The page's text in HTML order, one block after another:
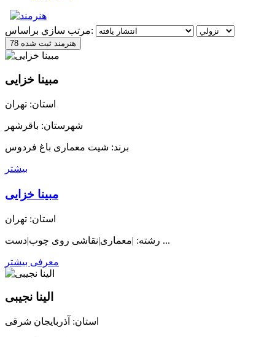
مرتب سازي براساس:
78 هنرمند ثبت شده
مبینا خزایی
استان: تهران
شهرستان: باقرشهر
برند: شیت معماری باغ فردوس
بیشتر
مبینا خزایی
استان: تهران
رشته: |معماری|نقاشی روی چوب|دست ...
معرفی بیشتر
الینا نجیبی
استان: آذربایجان شرقی